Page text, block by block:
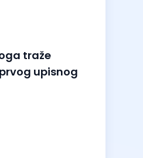
traže
upisnog